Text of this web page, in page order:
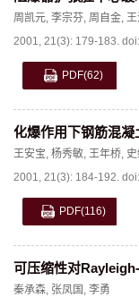
周凯元, 李宗芬, 周自金, 王
2001, 21(3): 179-183. doi:
PDF(62)
化爆作用下钢筋混
王安宝, 杨秀敏, 王年桥,
2001, 21(3): 184-192. doi:
PDF(116)
可压缩性对
秦承森, 张凤国 , 李勇